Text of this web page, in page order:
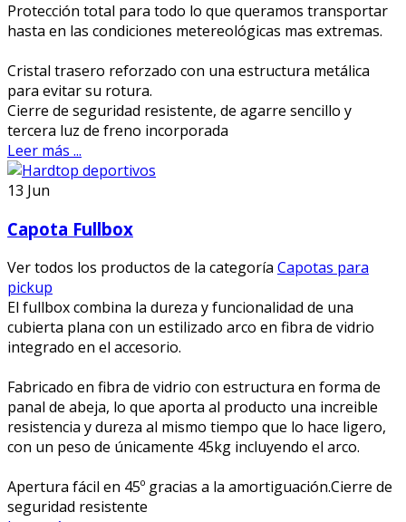
Protección total para todo lo que queramos transportar
hasta en las condiciones metereológicas mas extremas.
Cristal trasero reforzado con una estructura metálica
para evitar su rotura.
Cierre de seguridad resistente, de agarre sencillo y
tercera luz de freno incorporada
Leer más ...
13 Jun
Capota Fullbox
Ver todos los productos de la categoría Capotas para
pickup
El fullbox combina la dureza y funcionalidad de una
cubierta plana con un estilizado arco en fibra de vidrio
integrado en el accesorio.
Fabricado en fibra de vidrio con estructura en forma de
panal de abeja, lo que aporta al producto una increible
resistencia y dureza al mismo tiempo que lo hace ligero,
con un peso de únicamente 45kg incluyendo el arco.
Apertura fácil en 45º gracias a la amortiguación.Cierre de
seguridad resistente